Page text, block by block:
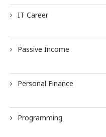
IT Career
Passive Income
Personal Finance
Programming